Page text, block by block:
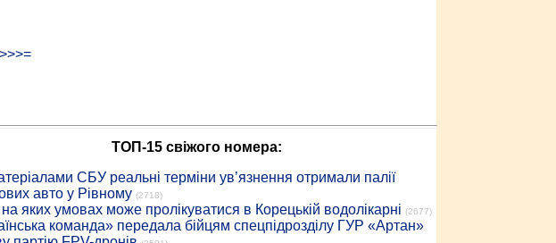
ТОП-15 свіжого номера:
СБУ реальні терміни ув’язнення отримали палії
авто у Рівному (2718)
на яких умовах може пролікуватися в Корецькій водолікарні (2677)
команда» передала бійцям спецпідрозділу ГУР «Артан»